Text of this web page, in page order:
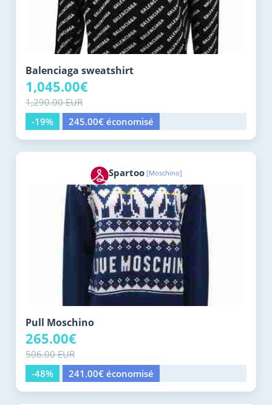
Balenciaga sweatshirt
1,045.00€
1,290.00 EUR
-19%
245.00€ économisé
Spartoo [Moschino]
Pull Moschino
265.00€
506.00 EUR
-48%
241.00€ économisé